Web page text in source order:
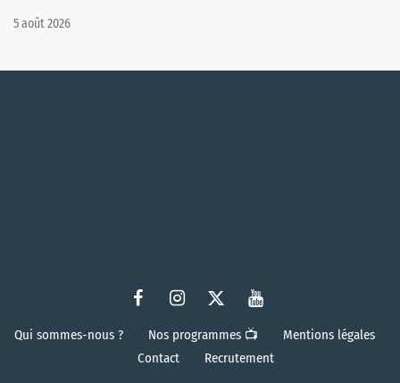
5 août 2026
Qui sommes-nous ? Nos programmes 📺
Mentions légales
Contact
Recrutement